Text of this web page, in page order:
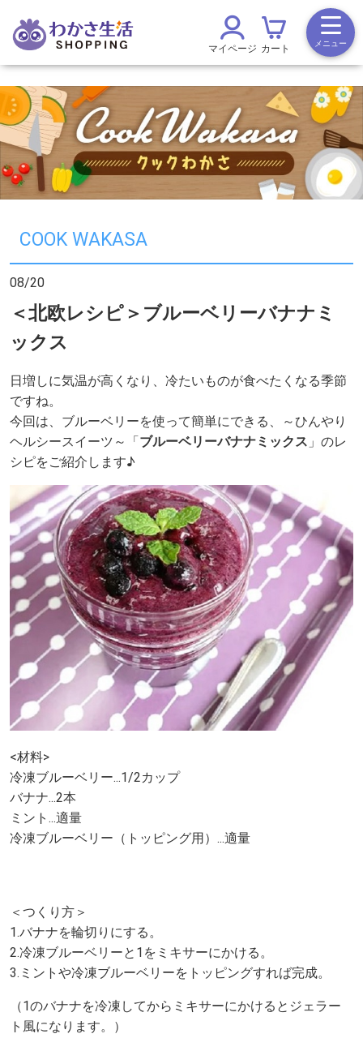
マイページ カート メニュー
COOK WAKASA
08/20
＜北欧レシピ＞ブルーベリーバナナミ
ックス
日増しに気温が高くなり、冷たいものが食べたくなる季節
ですね。
今回は、ブルーベリーを使って簡単にできる、～ひんやり
ヘルシースイーツ～「ブルーベリーバナナミックス 」のレ
シピをご紹介します♪
<材料>
冷凍ブルーベリー...1/2カップ
バナナ...2本
ミント...適量
冷凍ブルーベリー（トッピング用）...適量
＜つくり方＞
1.バナナを輪切りにする。
2.冷凍ブルーベリーと1をミキサーにかける。
3.ミントや冷凍ブルーベリーをトッピングすれば完成。
（1のバナナを冷凍してからミキサーにかけるとジェラー
ト風になります。）